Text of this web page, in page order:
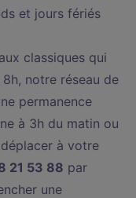
et jours fériés
classiques qui
notre réseau de
permanence
à 3h du matin ou
à votre
21 53 88 par
une